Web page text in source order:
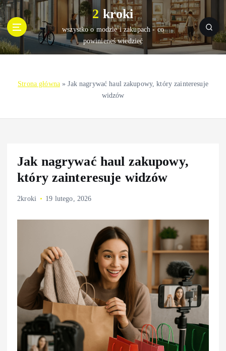
S
k
i
p
t
e
2 kroki
wszystko o modzie i zakupach - co
powinieneś wiedzieć
Strona główna»Jak nagrywać haul zakupowy, który zainteresuje
widzów
Jak nagrywać haul zakupowy,
który zainteresuje widzów
2kroki 19 lutego, 2026